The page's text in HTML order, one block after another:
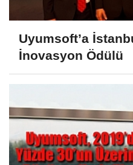
Uyumsoft’a
İnovasyon Ödülü